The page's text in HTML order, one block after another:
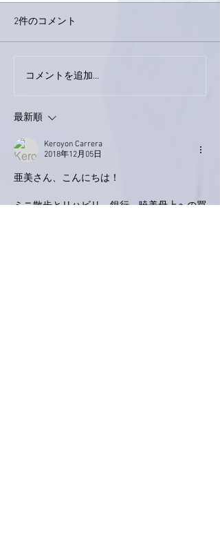
下駄箱がスッキリ〜。
2件のコメント
コメントを追加…
最新順
Keroyon Carrera
2018年12月05日
亜美さん、こんにちは！
ミニ散歩とリハビリ、銀行、暁美母上への買